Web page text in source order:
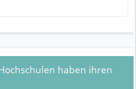
haben ihren